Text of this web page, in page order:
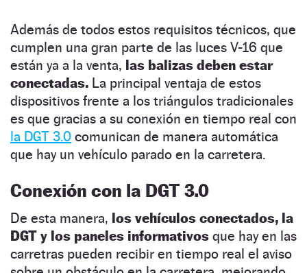
Además de todos estos requisitos técnicos, que
cumplen una gran parte de las luces V-16 que
están ya a la venta, las balizas deben estar
conectadas. La principal ventaja de estos
dispositivos frente a los triángulos tradicionales
es que gracias a su conexión en tiempo real con
la DGT 3.0 comunican de manera automática
que hay un vehículo parado en la carretera.
Conexión con la DGT 3.0
De esta manera, los vehículos conectados, la
DGT y los paneles informativos que hay en las
carretras pueden recibir en tiempo real el aviso